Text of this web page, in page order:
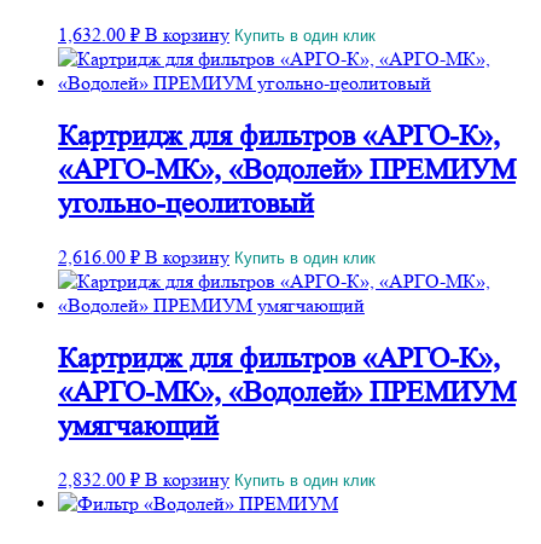
1,632.00 ₽ В корзину Купить в один клик
Картридж для фильтров «АРГО-К»,
«АРГО-МК», «Водолей» ПРЕМИУМ
угольно-цеолитовый
2,616.00 ₽ В корзину Купить в один клик
Картридж для фильтров «АРГО-К»,
«АРГО-МК», «Водолей» ПРЕМИУМ
умягчающий
2,832.00 ₽ В корзину Купить в один клик